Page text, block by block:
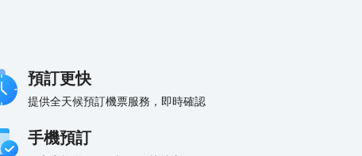
預訂更快
提供全天候預訂機票服務，即時確認
手機預訂